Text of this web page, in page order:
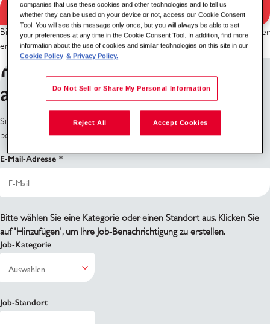
Suchergebnisse
Suchen
Bitte versuchen Sie eine andere Stichwort-/Standortkombination oder
erweitern Sie Ihre Suchkriterien.
Für Job-Benachrichtigungen
anmelden
Sie finden nicht, wonach Sie suchen? Melden Sie sich an und wir
benachrichtigen Sie, wenn passende Stellen verfügbar werden.
E-Mail-Adresse
Bitte wählen Sie eine Kategorie oder einen Standort aus. Klicken Sie
auf 'Hinzufügen', um Ihre Job-Benachrichtigung zu erstellen.
Job-Kategorie
Job-Standort
companies that use these cookies and other technologies and to tell us
whether they can be used on your device or not, access our Cookie Consent
Tool. You will see this message only once, but you will always be able to set
your preferences at any time in the Cookie Consent Tool. In addition, find more
information about the use of cookies and similar technologies on this site in our
Cookie Policy & Privacy Policy.
Do Not Sell or Share My Personal Information
Reject All Accept Cookies